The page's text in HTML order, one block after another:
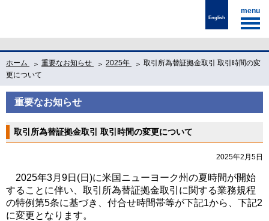
English
ホーム 重要なお知らせ 2025年
取引所為替証拠金取引 取引時間の変
更について
重要なお知らせ
取引所為替証拠金取引 取引時間の変更について
2025年2月5日
2025年3月9日(日)に米国ニューヨーク州の夏時間が開始
することに伴い、取引所為替証拠金取引に関する業務規程
の特例第5条に基づき、付合せ時間帯等が下記1から、下記2
に変更となります。
menu